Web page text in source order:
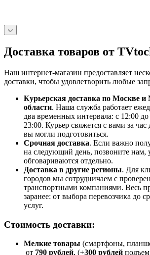
Доставка товаров от
Наш интернет-магазин предоставляет
доставки, чтобы удовлетворить любые
Курьерская доставка по Москве и
области. Наша служба работает
два временных интервала: с 12:00
23:00. Курьер свяжется с вами за
вы могли подготовиться.
Срочная доставка. Если важно
на следующий день, позвоните нам,
обговариваются отдельно.
Доставка в другие регионы. Для
городов мы сотрудничаем с
транспортными компаниями. Весь
заранее: от выбора перевозчика до
услуг.
Стоимость доставки:
Мелкие товары (смартфоны,
от 790 рублей, (+300 рублей